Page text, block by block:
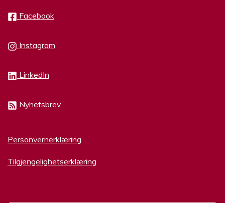
Facebook
Instagram
LinkedIn
Nyhetsbrev
Personvernerklæring
Tilgjengelighetserklæring